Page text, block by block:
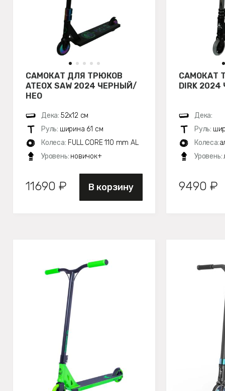
САМОКАТ ДЛЯ ТРЮКОВ
ATEOX SAW 2024 ЧЕРНЫЙ/
НЕО
Дека: 52х12 см
Руль: ширина 61 см
Колеса: FULL CORE 110 mm AL
Уровень: новичок+
11690 ₽ В корзину
САМОКАТ
DIRK
Дека:
Руль:
Колеса:
Уровень:
9490 ₽